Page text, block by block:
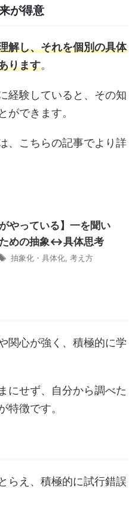
が得意
解し、それを個別の具体
ります。
経験していると、その知
ができます。
、こちらの記事でより詳
やっている】一を聞い
めの抽象↔具体思考
抽象化・具体化 考え方
関心が強く、積極的に学
にせず、自分から調べた
特徴です。
らえ、積極的に試行錯誤